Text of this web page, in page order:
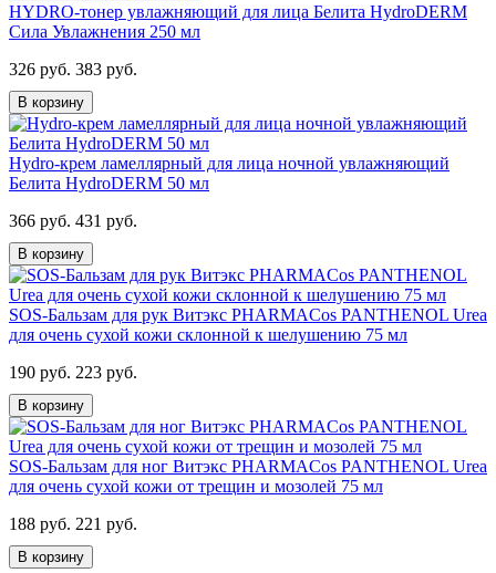
HYDRO-тонер увлажняющий для лица Белита HydroDERM
Сила Увлажнения 250 мл
326 руб. 383 руб.
В корзину
Hydro-крем ламеллярный для лица ночной увлажняющий
Белита HydroDERM 50 мл
366 руб. 431 руб.
В корзину
SOS-Бальзам для рук Витэкс PHARMACos PANTHENOL Urea
для очень сухой кожи склонной к шелушению 75 мл
190 руб. 223 руб.
В корзину
SOS-Бальзам для ног Витэкс PHARMACos PANTHENOL Urea
для очень сухой кожи от трещин и мозолей 75 мл
188 руб. 221 руб.
В корзину